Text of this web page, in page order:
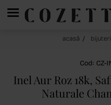
acasă
Cod: CZ-
Inel Aur Roz 18k,
Naturale